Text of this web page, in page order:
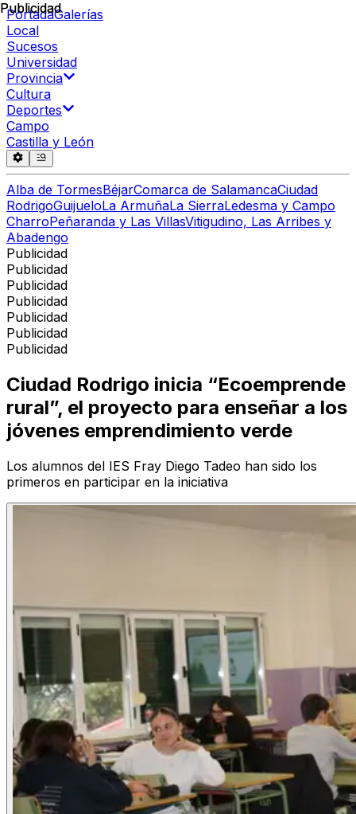
PortadaGalerías
Local
Sucesos
Universidad
Provincia
Cultura
Deportes
Campo
Castilla y León
Alba de TormesBéjarComarca de SalamancaCiudad
RodrigoGuijueloLa ArmuñaLa SierraLedesma y Campo
CharroPeñaranda y Las VillasVitigudino, Las Arribes y
Abadengo
Publicidad
Publicidad
Publicidad
Publicidad
Publicidad
Publicidad
Publicidad
Publicidad
Ciudad Rodrigo inicia “Ecoemprende
rural”, el proyecto para enseñar a los
jóvenes emprendimiento verde
Los alumnos del IES Fray Diego Tadeo han sido los
primeros en participar en la iniciativa
Publicidad